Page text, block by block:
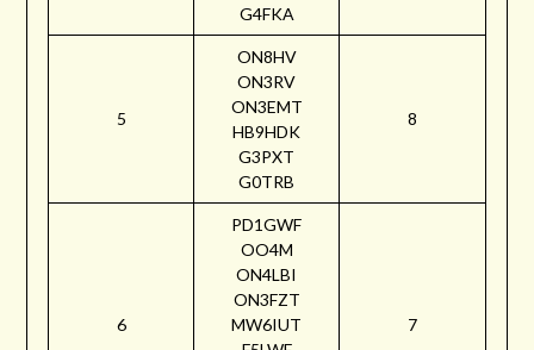
G4FKA
5
ON8HV
ON3RV
ON3EMT
HB9HDK
G3PXT
G0TRB
8
6
PD1GWF
OO4M
ON4LBI
ON3FZT
MW6IUT
7